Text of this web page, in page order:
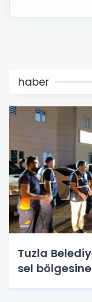
haber
Tuzla
sel